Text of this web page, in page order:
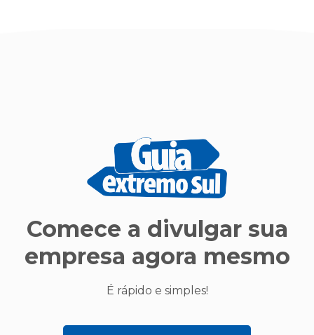
Comece a divulgar sua
empresa agora mesmo
É rápido e simples!